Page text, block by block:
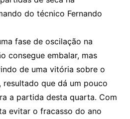
do técnico Fernando
fase de oscilação na
consegue embalar, mas
de uma vitória sobre o
resultado que dá um pouco
a partida desta quarta. Com
evitar o fracasso do ano